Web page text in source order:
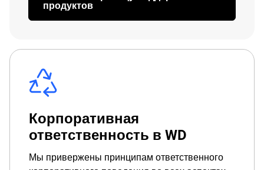
продуктов
Корпоративная
ответственность в WD
Мы привержены принципам ответственного